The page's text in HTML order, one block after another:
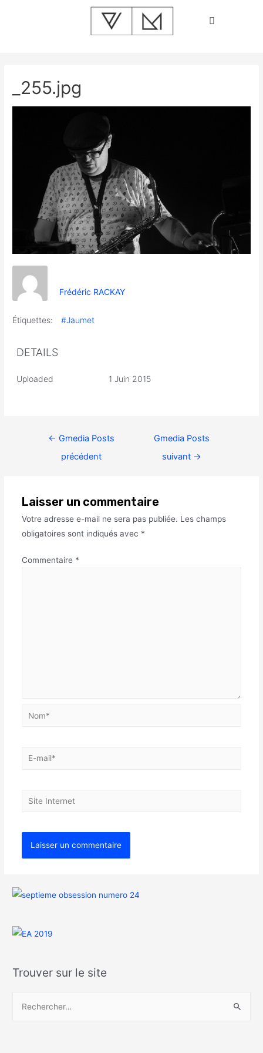
_255.jpg
Frédéric RACKAY
Étiquettes: #Jaumet
DETAILS
Uploaded 1 Juin 2015
← Gmedia Posts
précédent
Gmedia Posts
suivant →
Laisser un commentaire
Votre adresse e-mail ne sera pas publiée. Les champs
obligatoires sont indiqués avec *
Commentaire *
Trouver sur le site